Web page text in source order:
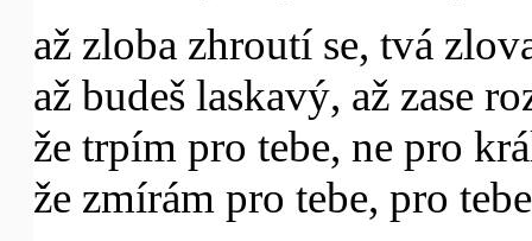
až zloba zhroutí se, tvá
až budeš laskavý, až zase
že trpím pro tebe, ne pro
že zmírám pro tebe, pro